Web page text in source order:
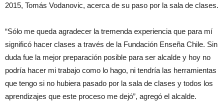
2015, Tomás Vodanovic, acerca de su paso por la sala de clases.
“Sólo me queda agradecer la tremenda experiencia que para mí
significó hacer clases a través de la Fundación Enseña Chile. Sin
duda fue la mejor preparación posible para ser alcalde y hoy no
podría hacer mi trabajo como lo hago, ni tendría las herramientas
que tengo si no hubiera pasado por la sala de clases y todos los
aprendizajes que este proceso me dejó”, agregó el alcalde.